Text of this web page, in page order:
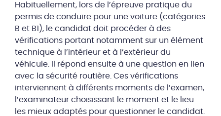
Habituellement, lors de l’épreuve pratique du
permis de conduire pour une voiture (catégories
B et B1), le candidat doit procéder à des
vérifications portant notamment sur un élément
technique à l’intérieur et à l’extérieur du
véhicule. Il répond ensuite à une question en lien
avec la sécurité routière. Ces vérifications
interviennent à différents moments de l’examen,
l’examinateur choisissant le moment et le lieu
les mieux adaptés pour questionner le candidat.